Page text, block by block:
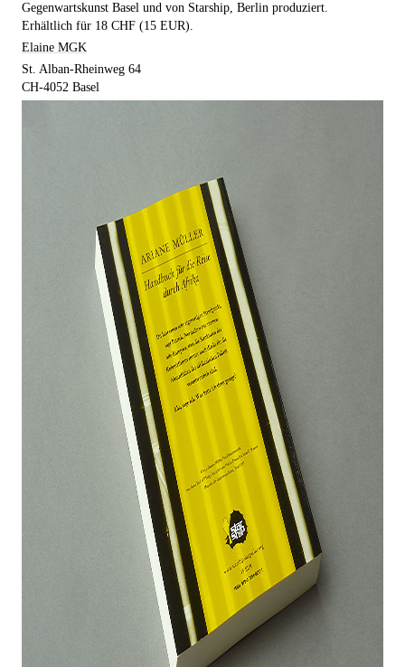
Gegenwartskunst Basel und von Starship, Berlin produziert.
Erhältlich für 18 CHF (15 EUR).
Elaine MGK
St. Alban-Rheinweg 64
CH-4052 Basel